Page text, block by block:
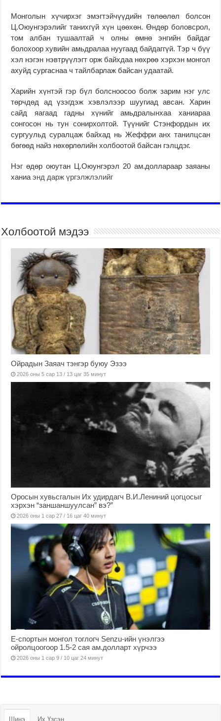
Монголын хүчирхэг эмэгтэйчүүдийн төлөөлөл болсон
Ц.Оюунгэрэлийг танихгүй хүн цөөхөн. Өндөр боловсрол,
том албан тушаалтай ч олны өмнө энгийн байдаг
болохоор хувийн амьдралаа нуугаад байдаггүй. Тэр ч бүү
хэл нэгэн нэвтрүүлэгт орж байхдаа нөхрөө хэрхэн монгол
ахуйд сургаснаа ч тайлбарлаж байсан удаатай.
Харийн хүнтэй гэр бүл болсноосоо болж зарим нэг улс
төрчдөд ад үзэгдэж хэвлэлээр шуугиад авсан. Харин
сайд яагаад гадны хүнийг амьдралынхаа ханиараа
сонгосон нь тун сонирхолтой. Түүнийг Стэнфордын их
сургуульд суралцаж байхад нь Жеффри анх танилцсан
бөгөөд найз нөхөрлөлийн хол­боотой байсан гэлцдэг.
Нэг өдөр оюутан Ц.Оюунгэрэл 20 ам.доллараар заяаны
ханиа энд дарж үргэлжлэлийг
Холбоотой мэдээ
Ойрадын Заяач тэнгэр буюу Эзээ
2026 оны 5 сар 13 / 13 цаг 35 минут
Оросын хувьсгалын Их удирдагч В.И.Лениний цогцосыг
хэрхэн “заншаншуулсан” вэ?”
2026 оны 1 сар 27 / 16 цаг 40 минут
Е-спортын монгол тоглогч Senzu-ийн үнэлгээ
ойролцоогоор 1.5-2 сая ам.долларт хүрчээ
2026 оны 1 сар 9 / 10 цаг 24 минут
Шинэ Их Үзсэн